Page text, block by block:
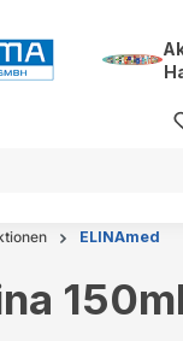
ELINAmed